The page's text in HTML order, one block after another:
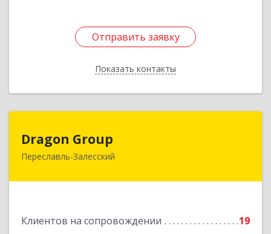
Отправить заявку
Показать контакты
Отправить заявку
Назад
Dragon Group
Переславль-Залесский
Клиентов на сопровождении
19
152020, Ярославская обл, Переславль-